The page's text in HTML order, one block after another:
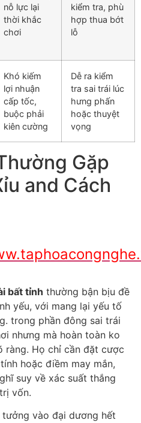
nỗ lực lại
thời khắc
chơi
kiểm tra, phù
hợp thua bớt
lỗ
Khó kiếm
lợi nhuận
cấp tốc,
buộc phải
kiên cường
Dễ ra kiểm
tra sai trái lúc
hưng phấn
hoặc thuyệt
vọng
Gặp
and Cách
bất tỉnh thường bận bịu đề
yếu, với mang lại yếu tố
trong phần đông sai trái
nhưng mà hoàn toàn ko
ràng. Họ chỉ cần đặt cược
hoặc điềm may mắn,
suy về xác suất thắng
vốn.
vào đại dương hết